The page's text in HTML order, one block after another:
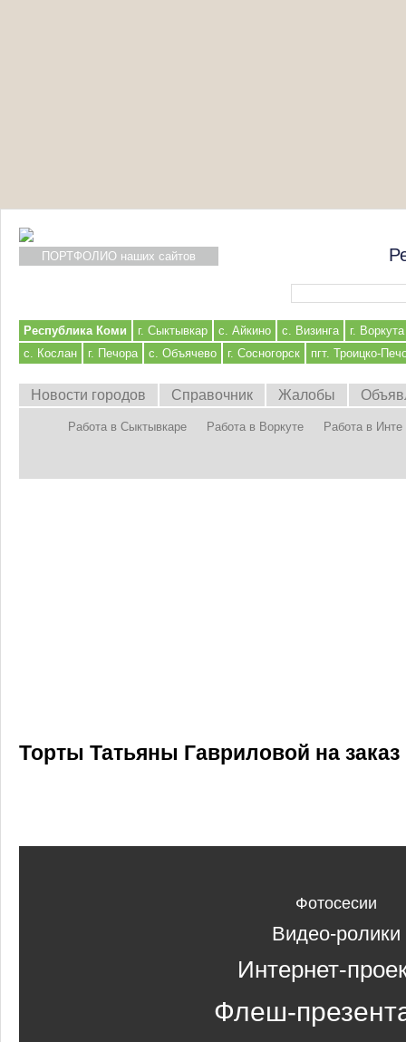
ПОРТФОЛИО наших сайтов
Республика Коми г. Сыктывкар с. Айкино с. Визинга
г. Воркута
с. Кослан
г. Печора с. Объячево г. Сосногорск пгт. Троицко-
Новости городов Справочник Жалобы
Работа в Сыктывкаре Работа в Воркуте Работа в Инте
Торты Татьяны Гавриловой на
Фотосесии
Видео-ролики
Интернет-
Флеш-